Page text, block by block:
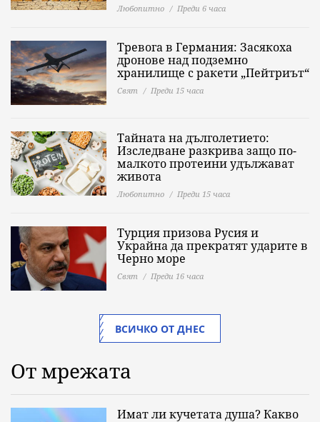
Любопитно Преди 6 часа
Тревога в Германия: Засякоха
дронове над подземно
хранилище с ракети „Пейтриът“
Свят Преди 15 часа
Тайната на дълголетието:
Изследване разкрива защо по-
малкото протеини удължават
живота
Любопитно Преди 15 часа
Турция призова Русия и
Украйна да прекратят ударите в
Черно море
Свят Преди 16 часа
ВСИЧКО ОТ ДНЕС
От мрежата
Имат ли кучетата душа? Какво